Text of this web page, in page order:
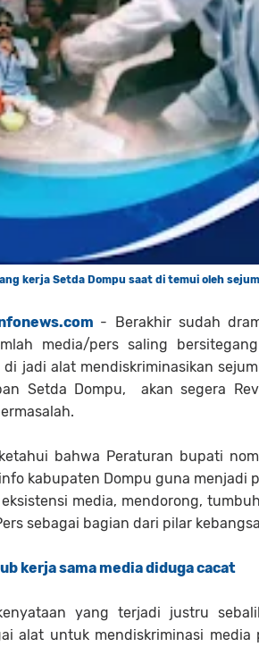
kerja Setda Dompu saat di temui oleh
- Berakhir sudah
media/pers saling
jadi alat mendiskriminasikan
Setda Dompu, akan segera
bahwa Peraturan bupati
kabupaten Dompu guna menjadi
media, mendorong,
sebagai bagian dari pilar
kerja sama media diduga cacat
yang terjadi justru
alat untuk mendiskriminasi